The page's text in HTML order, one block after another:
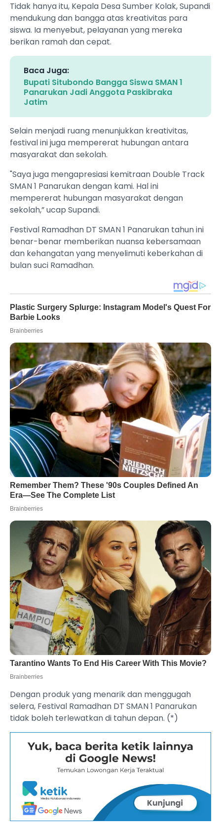
Tidak hanya itu, Kepala Desa Sumber Kolak, Supandi
mendukung dan bangga atas kreativitas para
siswa. Ia menyebut, pelayanan yang mereka
berikan ramah dan cepat.
Baca Juga:
Bupati Situbondo Bangga Siswa SMAN 1
Panarukan Jadi Anggota Paskibraka
Jatim
Selain menjadi ruang menunjukkan kreativitas,
festival ini juga mempererat hubungan antara
masyarakat dan sekolah.
"Saya juga mengapresiasi kemitraan Double Track
SMAN 1 Panarukan dengan kami. Hal ini
mempererat hubungan masyarakat dengan
sekolah,” ucap Supandi.
Festival Ramadhan DT SMAN 1 Panarukan tahun ini
benar-benar memberikan nuansa kebersamaan
dan kehangatan yang menyelimuti keberkahan di
bulan suci Ramadhan.
Dengan produk yang menarik dan menggugah
selera, Festival Ramadhan DT SMAN 1 Panarukan
tidak boleh terlewatkan di tahun depan. (*)